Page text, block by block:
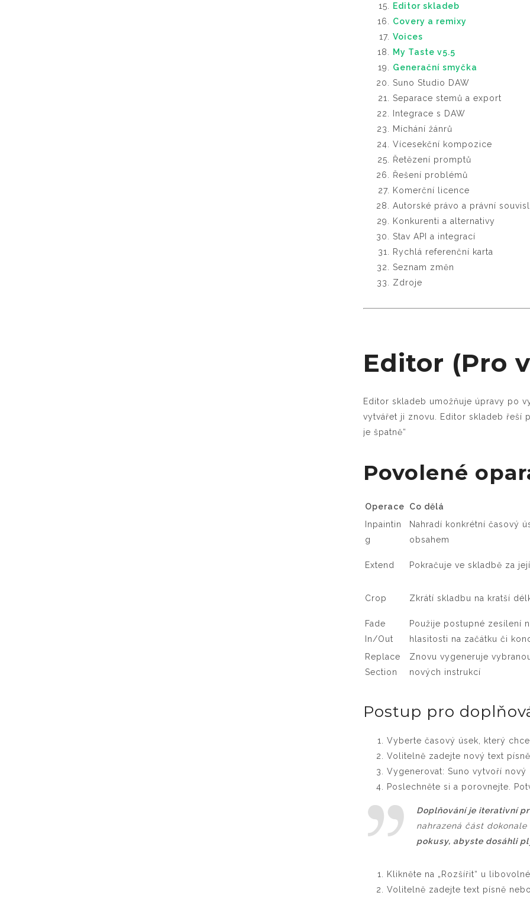
Editor skladeb
Covery a remixy
Voices
My Taste v5.5
Generační smyčka
Suno Studio DAW
Separace stemů a export
Integrace s DAW
Míchání žánrů
Vícesekční kompozice
Řetězení promptů
Řešení problémů
Komerční licence
Autorské právo a právní
Konkurenti a alternativy
Stav API a integrací
Rychlá referenční karta
Seznam změn
Zdroje
Editor (Pro
Editor skladeb umožňuje úpravy po
vytvářet ji znovu. Editor skladeb řeší
je špatně“
Povolené
Operace
Co dělá
Inpaintin
g
Nahradí konkrétní časový
obsahem
Extend Pokračuje ve skladbě za
Crop Zkrátí skladbu na kratší
Fade
In/Out
Použije postupné zesílení
hlasitosti na začátku či
Replace
Section
Znovu vygeneruje
nových instrukcí
Postup pro
Vyberte časový úsek, který
Volitelně zadejte nový text
Vygenerovat: Suno vytvoří
Poslechněte si a porovnejte.
Doplňování je iterativní
nahrazená část
pokusy, abyste dosáhli
Klikněte na „Rozšířit“ u
Volitelně zadejte text písně